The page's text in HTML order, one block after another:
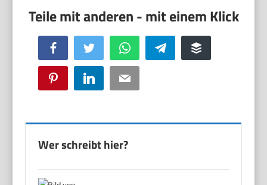
Facebook Twitter WhatsApp Telegram Buffer
Pinterest LinkedIn Email
Wer schreibt hier?